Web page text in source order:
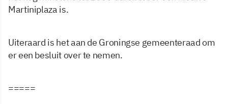
Martiniplaza is.
Uiteraard is het aan de Groningse gemeenteraad om
er een besluit over te nemen.
=====